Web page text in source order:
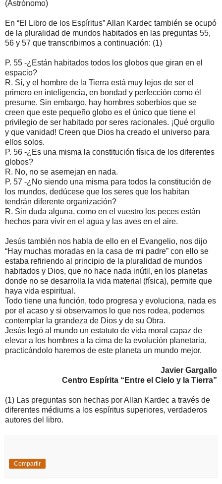
(Astrónomo)
En “El Libro de los Espíritus” Allan Kardec también se ocupó
de la pluralidad de mundos habitados en las preguntas 55,
56 y 57 que transcribimos a continuación: (1)
P. 55 -¿Están habitados todos los globos que giran en el
espacio?
R. Sí, y el hombre de la Tierra está muy lejos de ser el
primero en inteligencia, en bondad y perfección como él
presume. Sin embargo, hay hombres soberbios que se
creen que este pequeño globo es el único que tiene el
privilegio de ser habitado por seres racionales. ¡Qué orgullo
y que vanidad! Creen que Dios ha creado el universo para
ellos solos.
P. 56 -¿Es una misma la constitución física de los diferentes
globos?
R. No, no se asemejan en nada.
P. 57 -¿No siendo una misma para todos la constitución de
los mundos, dedúcese que los seres que los habitan
tendrán diferente organización?
R. Sin duda alguna, como en el vuestro los peces están
hechos para vivir en el agua y las aves en el aire.
Jesús también nos habla de ello en el Evangelio, nos dijo
“Hay muchas moradas en la casa de mi padre” con ello se
estaba refiriendo al principio de la pluralidad de mundos
habitados y Dios, que no hace nada inútil, en los planetas
donde no se desarrolla la vida material (física), permite que
haya vida espiritual.
Todo tiene una función, todo progresa y evoluciona, nada es
por el acaso y si observamos lo que nos rodea, podemos
contemplar la grandeza de Dios y de su Obra.
Jesús legó al mundo un estatuto de vida moral capaz de
elevar a los hombres a la cima de la evolución planetaria,
practicándolo haremos de este planeta un mundo mejor.
Javier Gargallo
Centro Espírita “Entre el Cielo y la Tierra”
(1) Las preguntas son hechas por Allan Kardec a través de
diferentes médiums a los espíritus superiores, verdaderos
autores del libro.
Compartir